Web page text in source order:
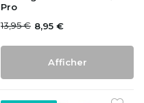
Pro
13,95 € 8,95 €
Afficher